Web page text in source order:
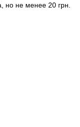
но не менее 20 грн.